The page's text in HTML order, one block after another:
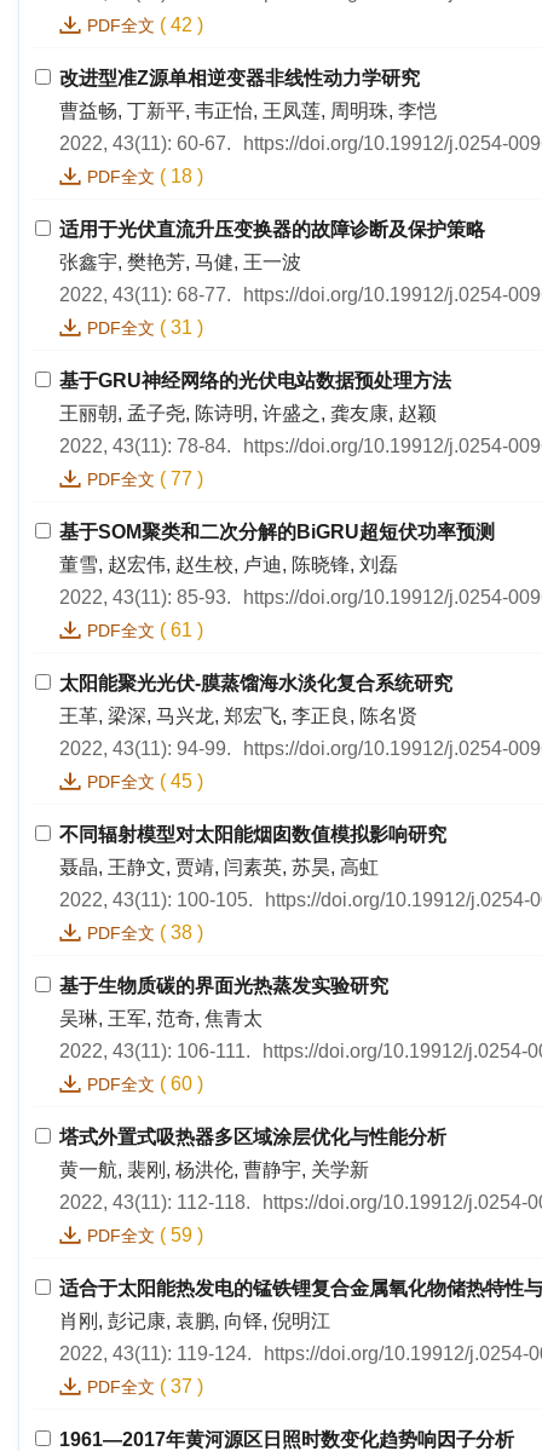
PDF全文 ( 42 )
改进型准Z源单相逆变器非线性动力学研究
曹益畅, 丁新平, 韦正怡, 王凤莲, 周明珠, 李恺
2022, 43(11): 60-67.
https://doi.org/10.19912/j.0254-
PDF全文 ( 18 )
适用于光伏直流升压变换器的故障诊断及保护策略
张鑫宇, 樊艳芳, 马健, 王一波
2022, 43(11): 68-77.
https://doi.org/10.19912/j.0254-
PDF全文 ( 31 )
基于GRU神经网络的光伏电站数据预处理方法
王丽朝, 孟子尧, 陈诗明, 许盛之, 龚友康, 赵颖
2022, 43(11): 78-84.
https://doi.org/10.19912/j.0254-
PDF全文 ( 77 )
基于SOM聚类和二次分解的BiGRU超短伏功率预测
董雪, 赵宏伟, 赵生校, 卢迪, 陈晓锋, 刘磊
2022, 43(11): 85-93.
https://doi.org/10.19912/j.0254-
PDF全文 ( 61 )
太阳能聚光光伏-膜蒸馏海水淡化复合系统研究
王革, 梁深, 马兴龙, 郑宏飞, 李正良, 陈名贤
2022, 43(11): 94-99.
https://doi.org/10.19912/j.0254-
PDF全文 ( 45 )
不同辐射模型对太阳能烟囱数值模拟影响研究
聂晶, 王静文, 贾靖, 闫素英, 苏昊, 高虹
2022, 43(11): 100-105.
https://doi.org/10.19912/j.0254-
PDF全文 ( 38 )
基于生物质碳的界面光热蒸发实验研究
吴琳, 王军, 范奇, 焦青太
2022, 43(11): 106-111.
https://doi.org/10.19912/j.0254-
PDF全文 ( 60 )
塔式外置式吸热器多区域涂层优化与性能分析
黄一航, 裴刚, 杨洪伦, 曹静宇, 关学新
2022, 43(11): 112-118.
https://doi.org/10.19912/j.0254-
PDF全文 ( 59 )
适合于太阳能热发电的锰铁锂复合金属氧化物储热特性
肖刚, 彭记康, 袁鹏, 向铎, 倪明江
2022, 43(11): 119-124.
https://doi.org/10.19912/j.0254-
PDF全文 ( 37 )
1961—2017年黄河源区日照时数变化趋势响因子分析